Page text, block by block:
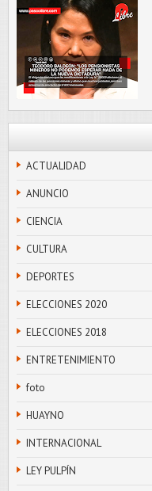
ACTUALIDAD
ANUNCIO
CIENCIA
CULTURA
DEPORTES
ELECCIONES 2020
ELECCIONES 2018
ENTRETENIMIENTO
foto
HUAYNO
INTERNACIONAL
LEY PULPÍN